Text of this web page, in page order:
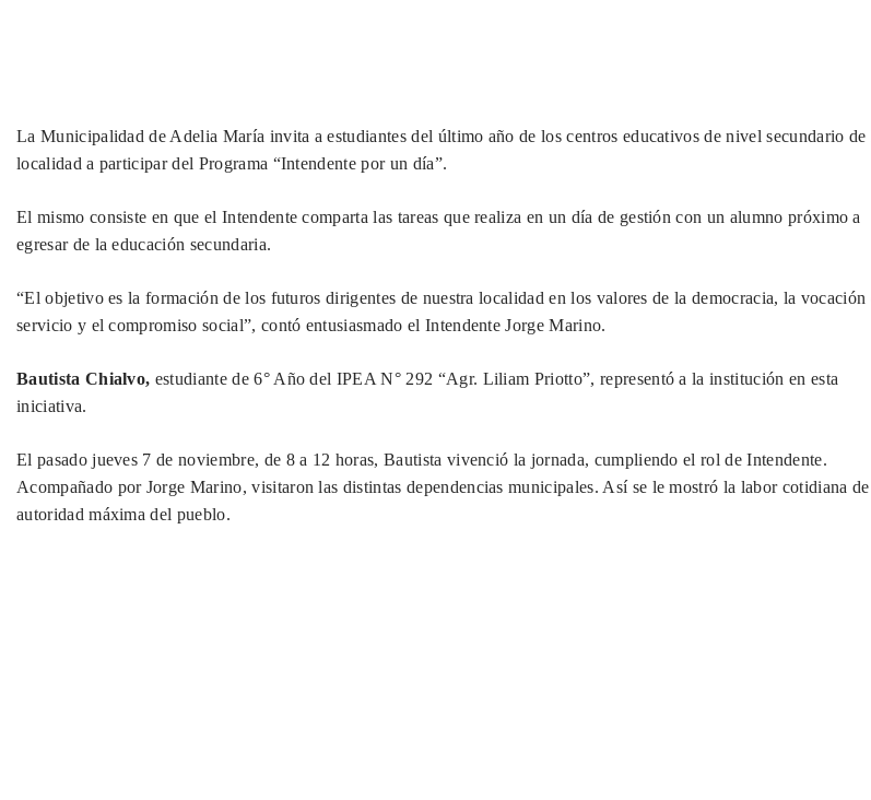
La Municipalidad de Adelia María invita a estudiantes del último año de los centros educativos de nivel secundario de
localidad a participar del Programa “Intendente por un día”.
El mismo consiste en que el Intendente comparta las tareas que realiza en un día de gestión con un alumno próximo a
egresar de la educación secundaria.
“El objetivo es la formación de los futuros dirigentes de nuestra localidad en los valores de la democracia, la vocación
servicio y el compromiso social”, contó entusiasmado el Intendente Jorge Marino.
Bautista Chialvo, estudiante de 6° Año del IPEA N° 292 “Agr. Liliam Priotto”, representó a la institución en esta
iniciativa.
El pasado jueves 7 de noviembre, de 8 a 12 horas, Bautista vivenció la jornada, cumpliendo el rol de Intendente.
Acompañado por Jorge Marino, visitaron las distintas dependencias municipales. Así se le mostró la labor cotidiana
autoridad máxima del pueblo.